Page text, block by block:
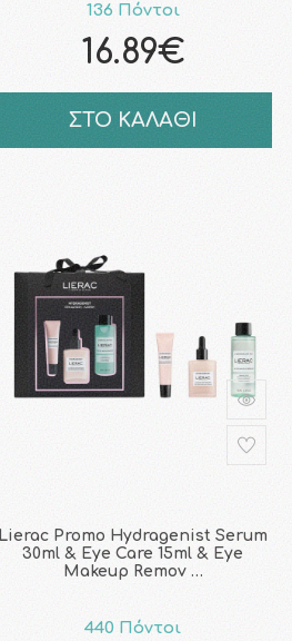
136 Πόντοι
16.89€
ΣΤΟ ΚΑΛΑΘΙ
Lierac Promo Hydragenist Serum
30ml & Eye Care 15ml & Eye
Makeup Remov …
440 Πόντοι